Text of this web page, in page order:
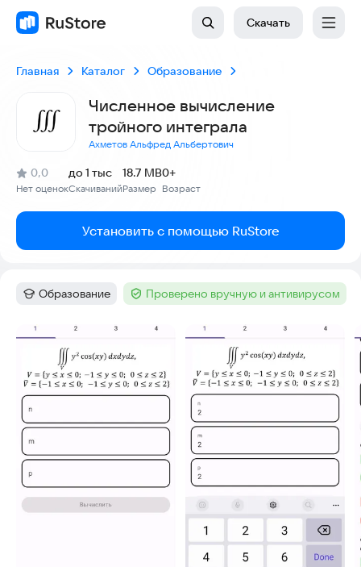
Скачать
Главная Каталог Образование
Численное вычисление
тройного интеграла
Ахметов Альфред Альбертович
Рейтинг:
0,0
(
Нет оценок
)
Скачиваний
до 1 тыс
Размер
18.7 MB
Возраст
0+
Установить с помощью RuStore
Категория:
Образование Тег :Проверено вручную и антивирусом
Скриншоты